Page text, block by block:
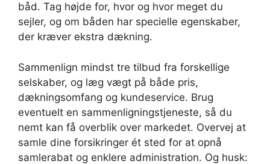
båd. Tag højde for, hvor og hvor meget du
sejler, og om båden har specielle egenskaber,
der kræver ekstra dækning.
Sammenlign mindst tre tilbud fra forskellige
selskaber, og læg vægt på både pris,
dækningsomfang og kundeservice. Brug
eventuelt en sammenligningstjeneste, så du
nemt kan få overblik over markedet. Overvej at
samle dine forsikringer ét sted for at opnå
samlerabat og enklere administration. Og husk: